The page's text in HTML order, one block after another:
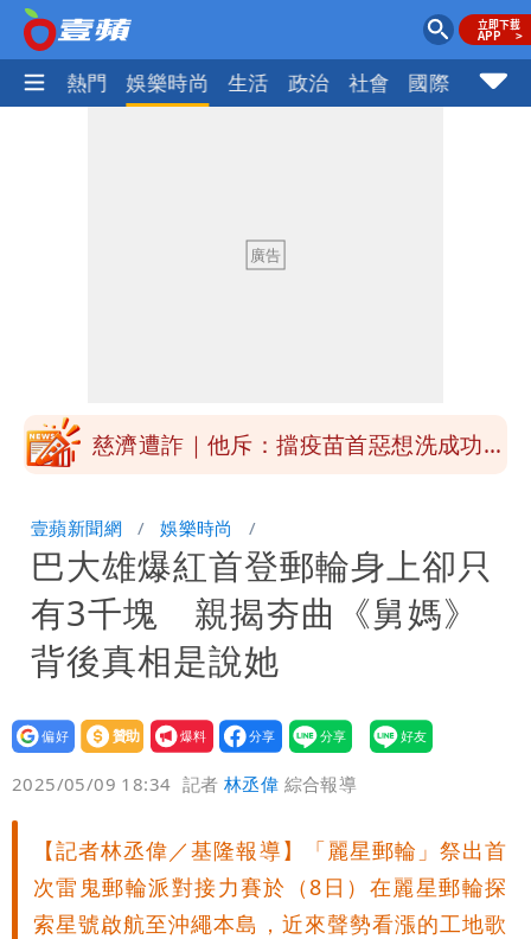
焦點 熱門 娛樂時尚 生活 政治 社會 國際 財經
口」 徐巧芯：民進黨當年刻意阻擋
47歲婦腹痛就醫才知懷孕「1小時後生
慈濟遭詐｜他斥：擋疫苗首惡想洗成功臣
悼念
Uber Eats違法偷錢！外送員得自己檢
舉 停用誰負責？
「民間買到1500萬劑BNT補疫苗缺
口」 徐巧芯：民進黨當年刻意阻擋
47歲婦腹痛就醫才知懷孕「1小時後生
了」 26歲女兒：震驚神奇
壹蘋新聞網 娛樂時尚
巴大雄爆紅首登郵輪身上卻只
有3千塊 親揭夯曲《舅媽》
背後真相是說她
設為
贊助
我要
爆料
2025/05/09 18:34 記者林丞偉 綜合報導
【記者林丞偉／基隆報導】「麗星郵輪」祭出首
次雷鬼郵輪派對接力賽於（8日）在麗星郵輪探
索星號啟航至沖繩本島，近來聲勢看漲的工地歌